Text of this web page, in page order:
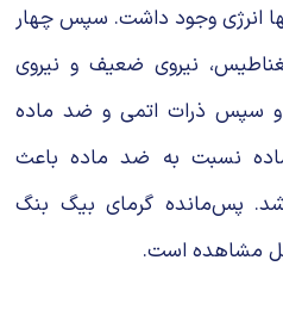
انرژی وجود داشت. سپس چهار
نیروی ضعیف و نیروی
و سپس ذرات اتمی و ضد ماده
نسبت به ضد ماده باعث
پس‌مانده گرمای بیگ بنگ
مشاهده است.